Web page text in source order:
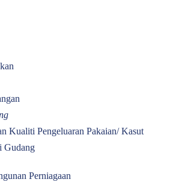
Perniagaan
Kualiti Pengeluaran Pakaian/ Kasut
Gudang